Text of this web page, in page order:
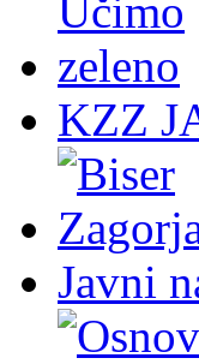
KZZ
Javni